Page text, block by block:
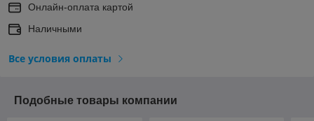
Онлайн-оплата картой
Наличными
Все условия оплаты
Подобные товары компании